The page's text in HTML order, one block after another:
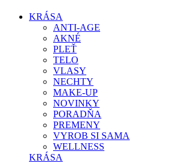
KRÁSA
ANTI-AGE
AKNÉ
PLEŤ
TELO
VLASY
NECHTY
MAKE-UP
NOVINKY
PORADŇA
PREMENY
VYROB SI SAMA
WELLNESS
KRÁSA